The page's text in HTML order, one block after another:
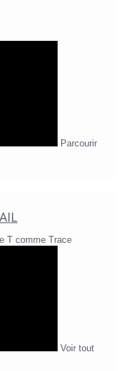
Parcourir
T comme Trace
Voir tout